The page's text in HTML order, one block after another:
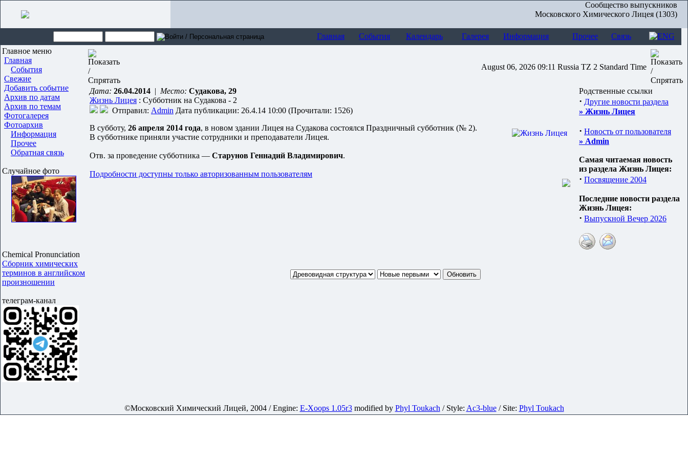
Сообщество выпускников
Московского Химического Лицея (1303)
Главная События Календарь Галерея Информация Прочее
Связь
Главное меню
Главная
События
Свежие
Добавить событие
Архив по датам
Архив по темам
Фотогалерея
Фотоархив
Информация
Прочее
Обратная связь
Случайное фото
Chemical Pronunciation
Сборник химических
терминов в английском
произношении
телеграм-канал
August 06, 2026 09:11 Russia TZ 2 Standard Time
Дата: 26.04.2014 | Место: Судакова, 29
Жизнь Лицея : Субботник на Судакова - 2
Отправил: Admin Дата публикации: 26.4.14 10:00 (Прочитали: 1526)
В субботу, 26 апреля 2014 года, в новом здании Лицея на Судакова состоялся Праздничный субботник (№ 2).
В субботнике приняли участие сотрудники и преподаватели Лицея.
Отв. за проведение субботника — Старунов Геннадий Владимирович.
Подробности доступны только авторизованным пользователям
Родственные ссылки
· Другие новости раздела
» Жизнь Лицея
· Новость от пользователя
» Admin
Самая читаемая новость
из раздела Жизнь Лицея:
· Посвящение 2004
Последние новости раздела
Жизнь Лицея:
· Выпускной Вечер 2026
©Московский Химический Лицей, 2004 / Engine: E-Xoops 1.05r3modified by Phyl Toukach / Style: Ac3-blue/ Site: Phyl Toukach